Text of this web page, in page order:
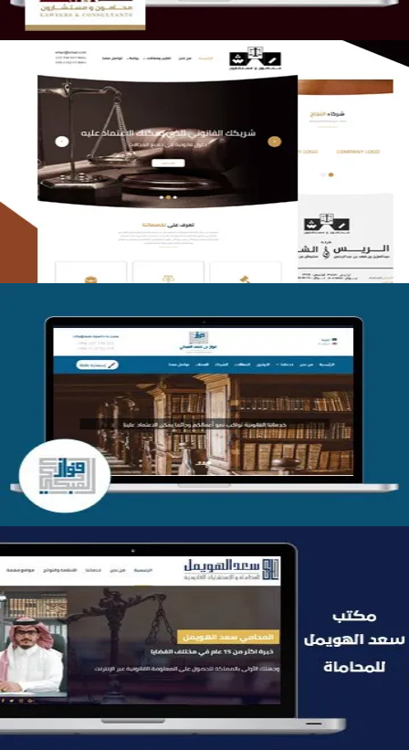
الريس والشعلان للمحاماة
التفاصيل
موقع فواز المبكي للمحاماة
التفاصيل
موقع سعد الهويمل للمحاماة
التفاصيل